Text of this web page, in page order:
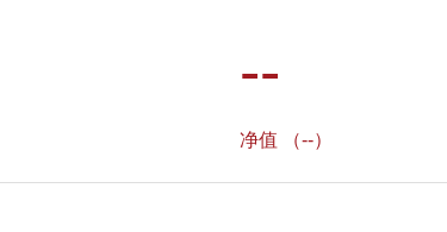
--
净值 （--）